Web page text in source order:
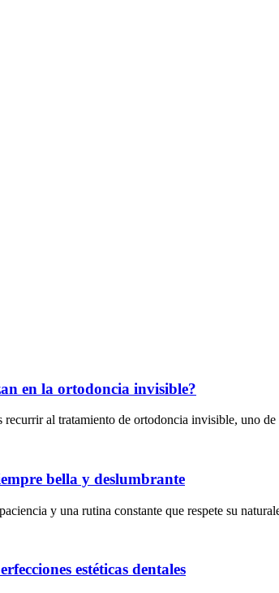
en la ortodoncia invisible?
recurrir al tratamiento de ortodoncia invisible, uno
bella y deslumbrante
y una rutina constante que respete su
estéticas dentales